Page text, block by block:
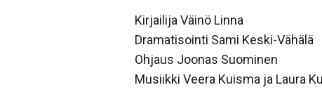
Kirjailija Väinö Linna
Dramatisointi Sami Keski-Vähälä
Ohjaus Joonas Suominen
Musiikki Veera Kuisma ja Laura